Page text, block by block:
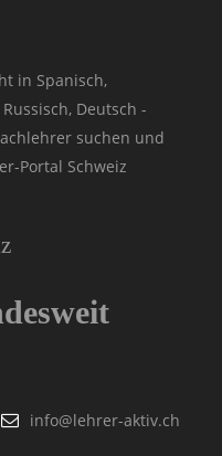
in Spanisch,
Deutsch -
suchen und
Portal Schweiz
info@lehrer-aktiv.ch